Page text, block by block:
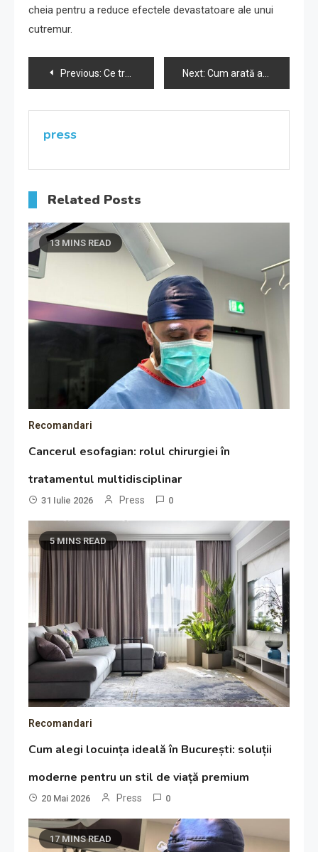
cheia pentru a reduce efectele devastatoare ale unui
cutremur.
Navigare
în
articole
Previous: Ce trebuie să știm despre falia Vrancea Next: Cum arată activitatea seismică din România în ultimul deceniu
press
Related Posts
13 MINS READ
Recomandari
Cancerul esofagian: rolul chirurgiei în
tratamentul multidisciplinar
31 Iulie 2026 Press 0
5 MINS READ
Recomandari
Cum alegi locuința ideală în București: soluții
moderne pentru un stil de viață premium
20 Mai 2026 Press 0
17 MINS READ